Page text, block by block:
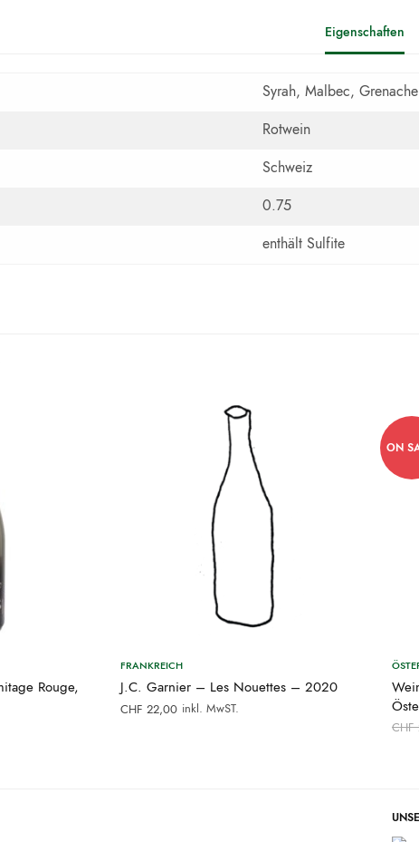
Eigenschaften
Syrah, Malbec, Grenache
Rotwein
Schweiz
0.75
enthält Sulfite
Rouge,
FRANKREICH
J.C. Garnier – Les Nouettes – 2020
CHF 22,00 inkl. MwST.
ON
CHF